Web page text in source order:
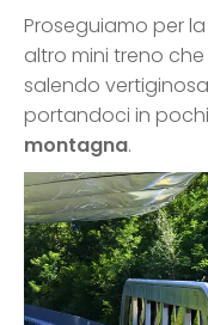
Proseguiamo per la
altro mini treno
salendo
portandoci in
montagna.